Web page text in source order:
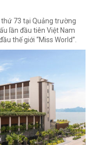
thứ 73 tại Quảng trường
lần đầu tiên Việt Nam
thế giới “Miss World”.